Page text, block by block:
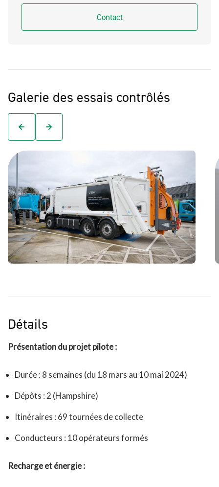
Contact
Galerie des essais contrôlés
Détails
Présentation du projet pilote :
Durée : 8 semaines (du 18 mars au 10 mai 2024)
Dépôts : 2 (Hampshire)
Itinéraires : 69 tournées de collecte
Conducteurs : 10 opérateurs formés
Recharge et énergie :